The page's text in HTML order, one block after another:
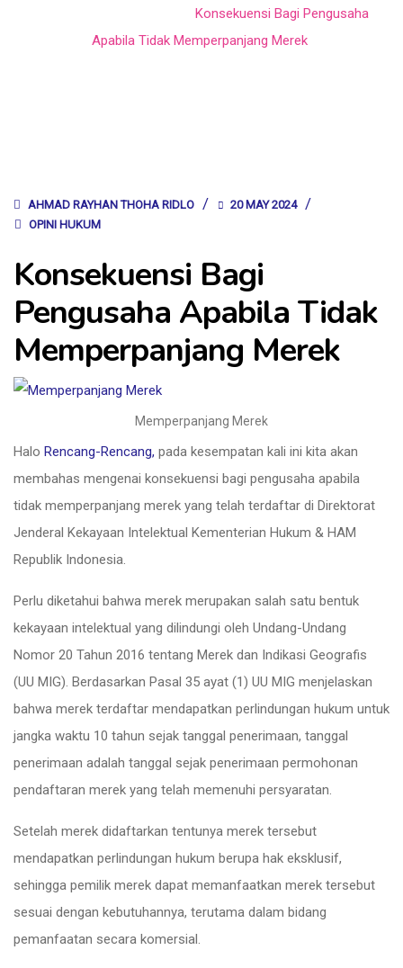
Konsekuensi Bagi Pengusaha
Apabila Tidak Memperpanjang Merek
AHMAD RAYHAN THOHA RIDLO
20 MAY 2024
OPINI HUKUM
Konsekuensi Bagi
Pengusaha Apabila Tidak
Memperpanjang Merek
Memperpanjang Merek
Halo Rencang-Rencang, pada kesempatan kali ini kita akan
membahas mengenai konsekuensi bagi pengusaha apabila
tidak memperpanjang merek yang telah terdaftar di Direktorat
Jenderal Kekayaan Intelektual Kementerian Hukum & HAM
Republik Indonesia.
Perlu diketahui bahwa merek merupakan salah satu bentuk
kekayaan intelektual yang dilindungi oleh Undang-Undang
Nomor 20 Tahun 2016 tentang Merek dan Indikasi Geografis
(UU MIG). Berdasarkan Pasal 35 ayat (1) UU MIG menjelaskan
bahwa merek terdaftar mendapatkan perlindungan hukum untuk
jangka waktu 10 tahun sejak tanggal penerimaan, tanggal
penerimaan adalah tanggal sejak penerimaan permohonan
pendaftaran merek yang telah memenuhi persyaratan.
Setelah merek didaftarkan tentunya merek tersebut
mendapatkan perlindungan hukum berupa hak eksklusif,
sehingga pemilik merek dapat memanfaatkan merek tersebut
sesuai dengan kebutuhannya, terutama dalam bidang
pemanfaatan secara komersial.